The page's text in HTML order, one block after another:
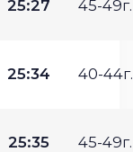
25:27 45-49г.
25:34 40-44г.
25:35 45-49г.